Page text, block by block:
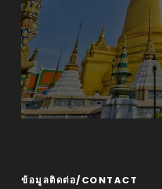
ข้อมูลติดต่อ/CONTACT